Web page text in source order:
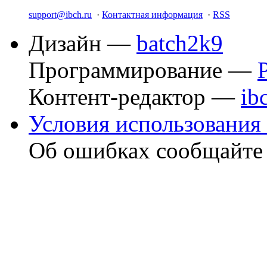
support@ibch.ru · Контактная информация · RSS
Дизайн — batch2k9
Программирование —
Контент-редактор —
Условия использования
Об ошибках